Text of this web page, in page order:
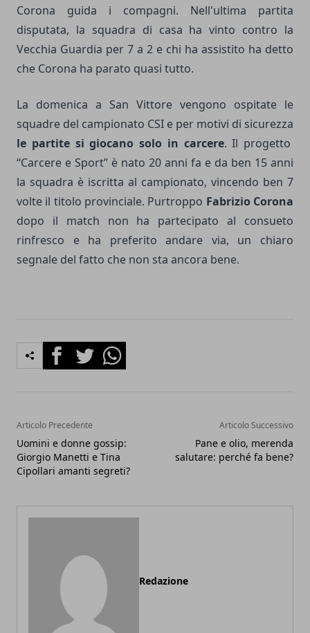
Corona guida i compagni. Nell'ultima partita
disputata, la squadra di casa ha vinto contro la
Vecchia Guardia per 7 a 2 e chi ha assistito ha detto
che Corona ha parato quasi tutto.
La domenica a San Vittore vengono ospitate le
squadre del campionato CSI e per motivi di sicurezza
le partite si giocano solo in carcere. Il progetto
“Carcere e Sport” è nato 20 anni fa e da ben 15 anni
la squadra è iscritta al campionato, vincendo ben 7
volte il titolo provinciale. Purtroppo Fabrizio Corona
dopo il match non ha partecipato al consueto
rinfresco e ha preferito andare via, un chiaro
segnale del fatto che non sta ancora bene.
FacebookTwitterWhatsapp
Articolo Precedente
Uomini e donne gossip:
Giorgio Manetti e Tina
Cipollari amanti segreti?
Articolo Successivo
Pane e olio, merenda
salutare: perché fa bene?
Redazione